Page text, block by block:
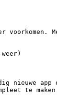
nieuwe
te